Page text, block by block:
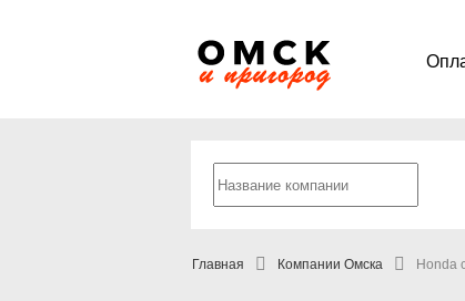
Главная Компании Омска Honda